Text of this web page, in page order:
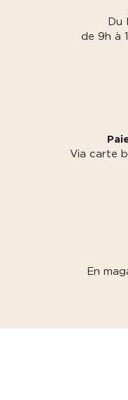
Du
de 9h à
Via carte
En